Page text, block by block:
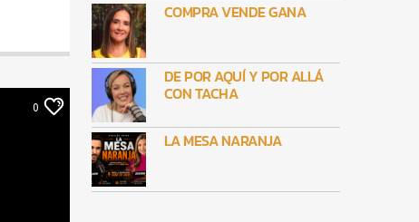
0
COMPRA VENDE GANA
DE POR AQUÍ Y POR ALLÁ
CON TACHA
LA MESA NARANJA